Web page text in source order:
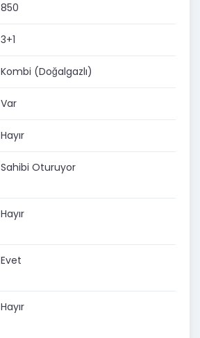
850
3+1
Kombi (Doğalgazlı)
Var
Hayır
Sahibi Oturuyor
Hayır
Evet
Hayır